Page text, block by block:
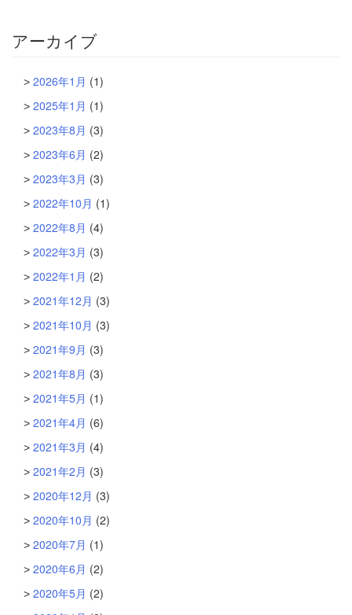
アーカイブ
2026年1月 (1)
2025年1月 (1)
2023年8月 (3)
2023年6月 (2)
2023年3月 (3)
2022年10月 (1)
2022年8月 (4)
2022年3月 (3)
2022年1月 (2)
2021年12月 (3)
2021年10月 (3)
2021年9月 (3)
2021年8月 (3)
2021年5月 (1)
2021年4月 (6)
2021年3月 (4)
2021年2月 (3)
2020年12月 (3)
2020年10月 (2)
2020年7月 (1)
2020年6月 (2)
2020年5月 (2)